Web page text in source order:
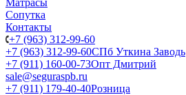
Матрасы
Сопутка
Контакты
+7 (963) 312-99-60
+7 (963) 312-99-60СПб Уткина Заводь
+7 (911) 160-00-73Опт Дмитрий
sale@seguraspb.ru
+7 (911) 179-40-40Розница